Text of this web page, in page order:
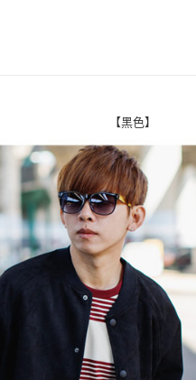
３．收到
／ATM／
※ 請注
絡購買商
先享後付
※ 交易是
是否繳
付客戶支
【注意事
１．透過
交易，
求債權
２．關
https://
３．未
先付款後
7-11付款
每筆
先付款後
每筆
宅配
每筆
【黑色】